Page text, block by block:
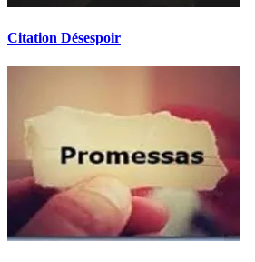
Citation Désespoir